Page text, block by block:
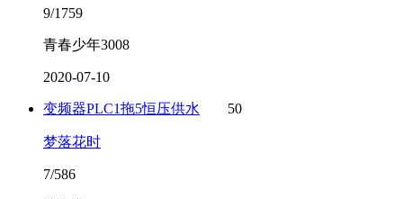
9/1759
青春少年3008
2020-07-10
变频器PLC1拖5恒压供水 50
梦落花时
7/586